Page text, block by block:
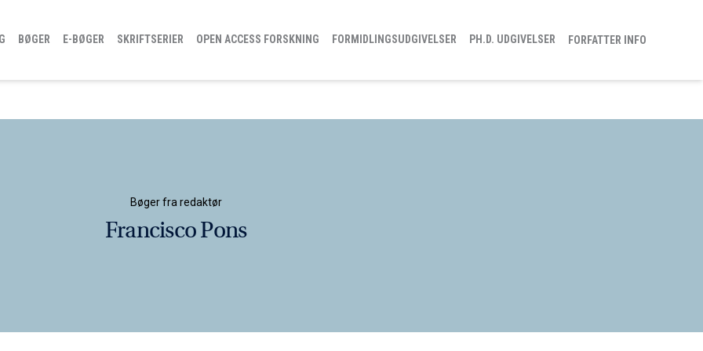
BØGER E-BØGER SKRIFTSERIER OPEN ACCESS FORSKNING FORMIDLINGSUDGIVELSER PH.D. UDGIVELSER FORFATTER INFO
Bøger fra redaktør
Francisco Pons